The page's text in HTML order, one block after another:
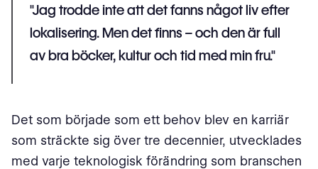
"Jag trodde inte att det fanns någotliv efter
lokalisering. Men det finns – och den är full
av bra böcker, kultur och tid med min fru."
Det som började som ett behov blev en karriär
som sträckte sig över tre decennier, utvecklades
med varje teknologisk förändring som branschen